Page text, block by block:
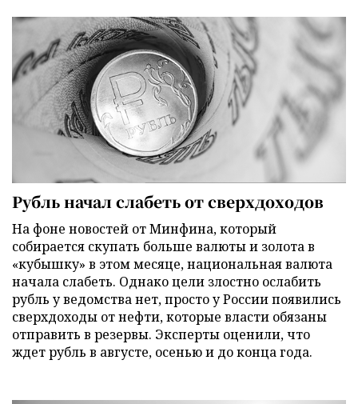
Рубль начал слабеть от сверхдоходов
На фоне новостей от Минфина, который
собирается скупать больше валюты и золота в
«кубышку» в этом месяце, национальная валюта
начала слабеть. Однако цели злостно ослабить
рубль у ведомства нет, просто у России появились
сверхдоходы от нефти, которые власти обязаны
отправить в резервы. Эксперты оценили, что
ждет рубль в августе, осенью и до конца года.